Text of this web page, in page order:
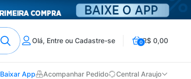
Olá, Entre ou Cadastre-se 0R$ 0,00
Baixar App Acompanhar Pedido Central Araujo